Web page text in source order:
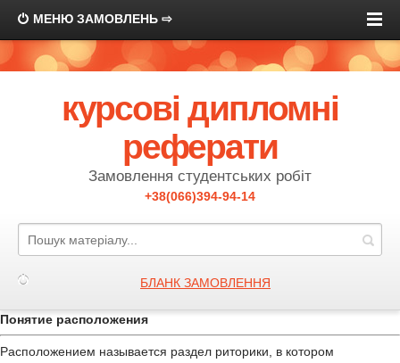
МЕНЮ ЗАМОВЛЕНЬ ⇨
курсові дипломні
реферати
Замовлення студентських робіт
+38(066)394-94-14
БЛАНК ЗАМОВЛЕННЯ
Понятие расположения
Расположением называется раздел риторики, в котором